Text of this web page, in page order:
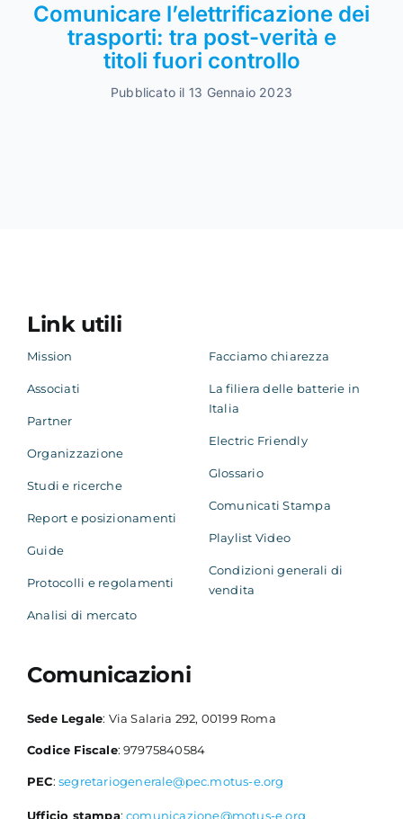
Comunicare l’elettrificazione dei
trasporti: tra post-verità e
titoli fuori controllo
Pubblicato il 13 Gennaio 2023
Link utili
Mission
Associati
Partner
Organizzazione
Studi e ricerche
Report e posizionamenti
Guide
Protocolli e regolamenti
Analisi di mercato
Facciamo chiarezza
La filiera delle batterie in
Italia
Electric Friendly
Glossario
Comunicati Stampa
Playlist Video
Condizioni generali di
vendita
Comunicazioni
Sede Legale: Via Salaria 292, 00199 Roma
Codice Fiscale: 97975840584
PEC: segretariogenerale@pec.motus-e.org
Ufficio stampa:comunicazione@motus-e.org